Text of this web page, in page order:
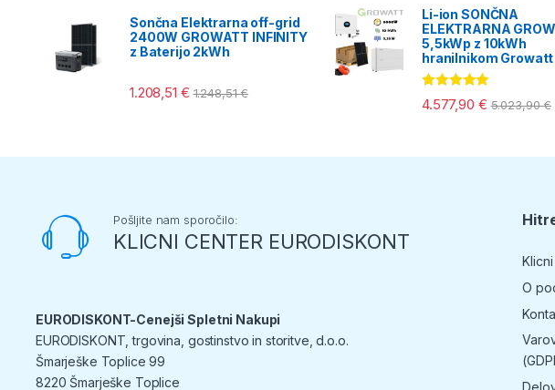
Sončna Elektrarna off-grid
2400W GROWATT INFINITY
z Baterijo 2kWh
1.208,51 € 1.248,51€
Li-ion SONČNA
ELEKTRARNA
5,5kWp z 10kWh
hranilnikom Growatt
Ocenjeno
5.00od 5
4.577,90 € 5.023,90€
Pošljite nam sporočilo:
KLICNI CENTER EURODISKONT
EURODISKONT-Cenejši Spletni Nakupi
EURODISKONT, trgovina, gostinstvo in storitve, d.o.o.
Šmarješke Toplice 99
8220 Šmarješke Toplice
O